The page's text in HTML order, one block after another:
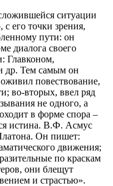
ситуации
его точки зрения,
пути: он
диалога своего
Главконом,
др. Тем самым он
повествование,
во-вторых, ввел ряд
не одного, а
в форме спора –
истина. В.Ф. Асмус
Он пишет:
движения;
по краскам
они блещут
и страстью».